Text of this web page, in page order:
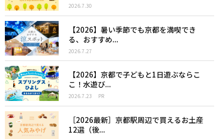
2026.7.30
【2026】暑い季節でも京都を満喫でき
る、おすすめ...
2026.7.27
【2026】京都で子どもと1日遊ぶならこ
こ！水遊び...
2026.7.23 PR
［2026最新］京都駅周辺で買えるお土産
12選（後...